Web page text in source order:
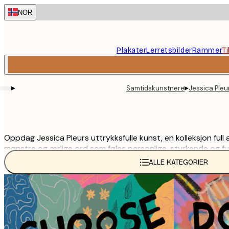
Skip
to
NOR
PlakaterLerretsbilderRammer
▸ Samtidskunstnere▸Jessica
Oppdag Jessica Pleurs uttrykksfulle kunst, en kolleksjon
mønstre og ærlige ord som føles personlige, styrkende og
og skaper et statement i hjemmet ditt.ALLE KATEGORIER